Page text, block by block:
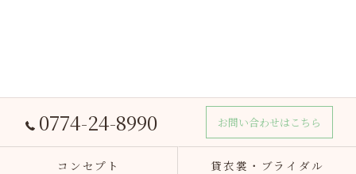
0774-24-8990 お問い合わせはこちら
コンセプト 貸衣裳・ブライダル